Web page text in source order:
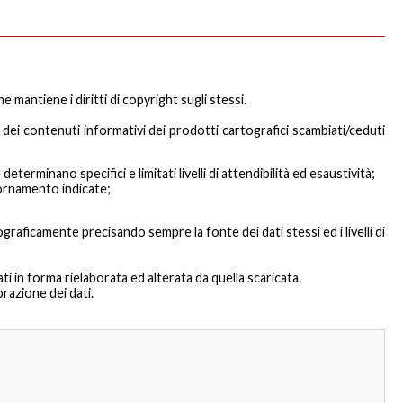
mantiene i diritti di copyright sugli stessi.
contenuti informativi dei prodotti cartografici scambiati/ceduti
specifici e limitati livelli di attendibilità ed esaustività;
indicate;
precisando sempre la fonte dei dati stessi ed i livelli di
in forma rielaborata ed alterata da quella scaricata.
dei dati.